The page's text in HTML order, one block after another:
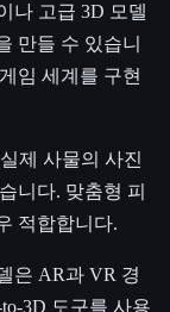
나 고급 3D 모델
만들 수 있습니
임 세계를 구현
제 사물의 사진
니다. 맞춤형 피
적합합니다.
은 AR과 VR 경
3D 도구를 사용